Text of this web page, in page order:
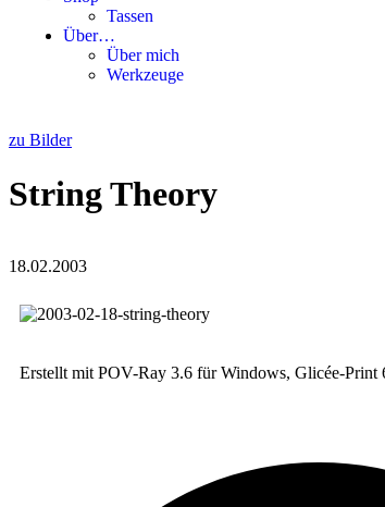
Tassen
Über…
Über mich
Werkzeuge
zu Bilder
String Theory
18.02.2003
Erstellt mit POV-Ray 3.6 für Win­dows, Glicée-Print